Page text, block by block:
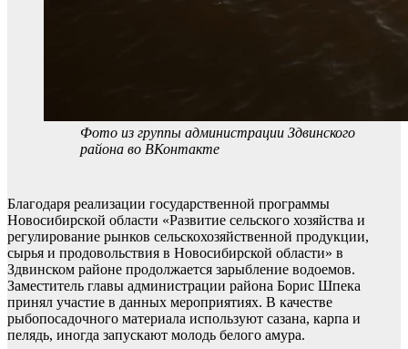
Фото из группы администрации Здвинского
района во ВКонтакте
Благодаря реализации государственной программы
Новосибирской области «Развитие сельского хозяйства и
регулирование рынков сельскохозяйственной продукции,
сырья и продовольствия в Новосибирской области» в
Здвинском районе продолжается зарыбление водоемов.
Заместитель главы администрации района Борис Шпека
принял участие в данных мероприятиях. В качестве
рыбопосадочного материала используют сазана, карпа и
пелядь, иногда запускают молодь белого амура.